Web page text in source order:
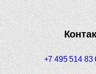
+7 495 514 83